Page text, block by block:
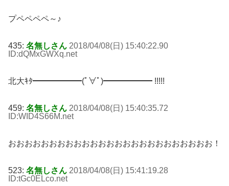
プペペペペ～♪
435: 名無しさん 2018/04/08(日) 15:40:22.90
ID:dQMxGWXq.net
北大ｷﾀ━━━━━━(ﾟ∀ﾟ)━━━━━━ !!!!!
459: 名無しさん 2018/04/08(日) 15:40:35.72
ID:WID4S66M.net
おおおおおおおおおおおおおおおおおおおおおおおおお！
523: 名無しさん 2018/04/08(日) 15:41:19.28
ID:tGc0ELco.net